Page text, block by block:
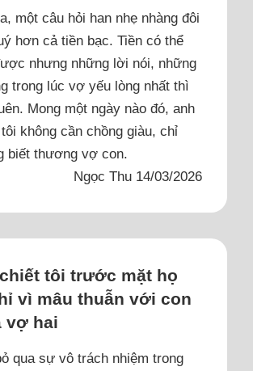
một câu hỏi han nhẹ nhàng đôi
hơn cả tiền bạc. Tiền có thể
nhưng những lời nói, những
trong lúc vợ yếu lòng nhất thì
Mong một ngày nào đó, anh
không cần chồng giàu, chỉ
biết thương vợ con.
Ngọc Thu 14/03/2026
tôi trước mặt họ
vì mâu thuẫn với con
vợ hai
qua sự vô trách nhiệm trong